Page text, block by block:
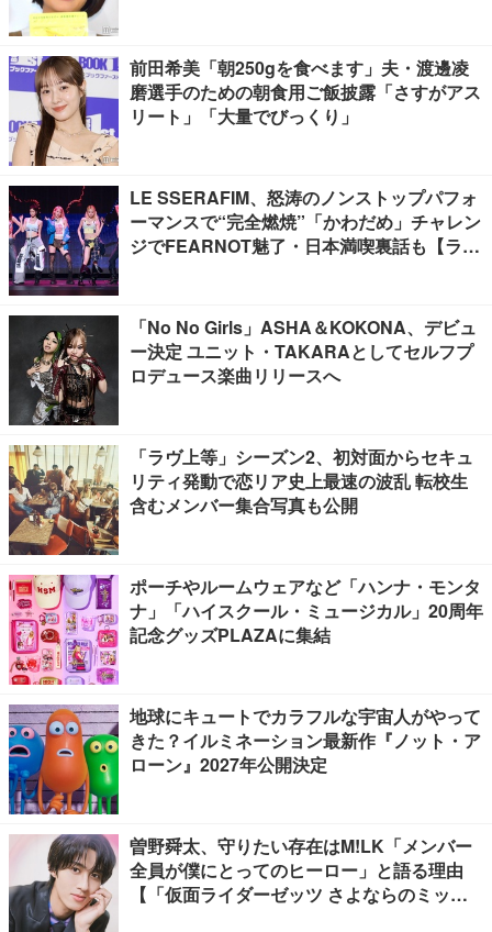
前田希美「朝250gを食べます」夫・渡邊凌
磨選手のための朝食用ご飯披露「さすがアス
リート」「大量でびっくり」
LE SSERAFIM、怒涛のノンストップパフォ
ーマンスで“完全燃焼”「かわだめ」チャレン
ジでFEARNOT魅了・日本満喫裏話も【ライ
「No No Girls」ASHA＆KOKONA、デビュ
ー決定 ユニット・TAKARAとしてセルフプ
ロデュース楽曲リリースへ
「ラヴ上等」シーズン2、初対面からセキュ
リティ発動で恋リア史上最速の波乱 転校生
含むメンバー集合写真も公開
ポーチやルームウェアなど「ハンナ・モンタ
ナ」「ハイスクール・ミュージカル」20周年
記念グッズPLAZAに集結
地球にキュートでカラフルな宇宙人がやって
きた？イルミネーション最新作『ノット・ア
ローン』2027年公開決定
曽野舜太、守りたい存在はM!LK「メンバー
全員が僕にとってのヒーロー」と語る理由
【「仮面ライダーゼッツ さよならのミッシ